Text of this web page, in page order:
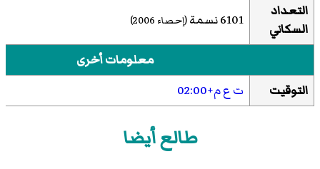
التعداد
السكاني
6101 نسمة (إحصاء 2006)
معلومات أخرى
التوقيت
ت ع م+02:00
طالع أيضا